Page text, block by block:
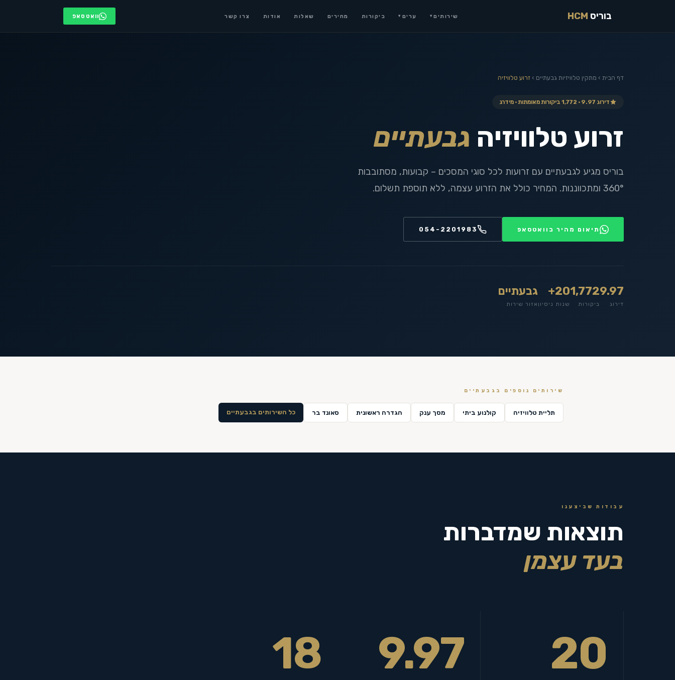
שירותים ▾ ערים ▾ ביקורות מחירים שאלות אודות צרו קשר וואטסאפ בוריס HCM
דף הבית › מתקין טלוויזיות גבעתיים › זרוע טלוויזיה
דירוג 9.97 · 1,772 ביקורות מאומתות · מידרג
זרוע טלוויזיה גבעתיים
בוריס מגיע לגבעתיים עם זרועות לכל סוגי המסכים – קבועות, מסתובבות
360° ומתכווננות. המחיר כולל את הזרוע עצמה, ללא תוספת תשלום.
תיאום מהיר בוואטסאפ 054-2201983
9.97
דירוג
1,772
ביקורות
20+
שנות ניסיון
גבעתיים
אזור שירות
שירותים נוספים ב גבעתיים
תליית טלוויזיה קולנוע ביתי מסך ענק הגדרה ראשונית סאונד בר כל השירותים בגבעתיים
עבודות שביצענו
תוצאות שמדברות
בעד עצמן
20
9.97
18